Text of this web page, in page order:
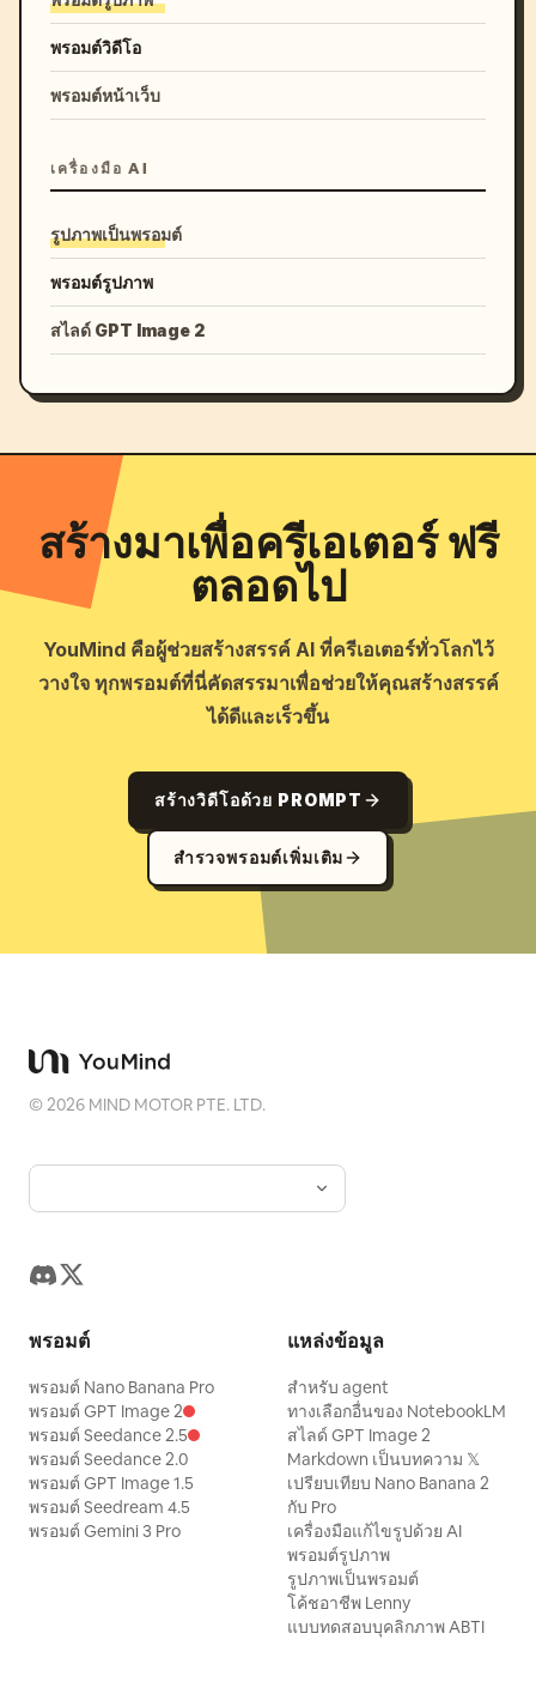
พรอมต์วิดีโอ
พรอมต์หน้าเว็บ
เครื่องมือ AI
รูปภาพเป็นพรอมต์
พรอมต์รูปภาพ
สไลด์ GPT Image 2
สร้างมาเพื่อครีเอเตอร์ ฟรี
ตลอดไป
YouMind คือผู้ช่วยสร้างสรรค์ AI ที่ครีเอเตอร์ทั่วโลกไว้
วางใจ ทุกพรอมต์ที่นี่คัดสรรมาเพื่อช่วยให้คุณสร้างสรรค์
ได้ดีและเร็วขึ้น
สร้างวิดีโอด้วย PROMPT
สำรวจพรอมต์เพิ่มเติม
©2026 MIND MOTOR PTE. LTD.
พรอมต์
พรอมต์ Nano Banana Pro
พรอมต์ GPT Image 2
พรอมต์ Seedance 2.5
พรอมต์ Seedance 2.0
พรอมต์ GPT Image 1.5
พรอมต์ Seedream 4.5
พรอมต์ Gemini 3 Pro
แหล่งข้อมูล
สำหรับ agent
ทางเลือกอื่นของ NotebookLM
สไลด์ GPT Image 2
Markdown เป็นบทความ 𝕏
เปรียบเทียบ Nano Banana 2
กับ Pro
เครื่องมือแก้ไขรูปด้วย AI
พรอมต์รูปภาพ
รูปภาพเป็นพรอมต์
โค้ชอาชีพ Lenny
แบบทดสอบบุคลิกภาพ ABTI